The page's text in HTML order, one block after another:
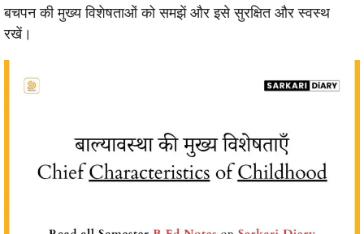
बचपन की मुख्य विशेषताओं को समझें और इसे सुरक्षित और स्वस्थ
रखें।